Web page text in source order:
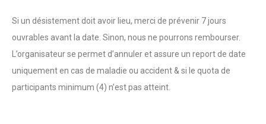
Si un désistement doit avoir lieu, merci de prévenir 7 jours
ouvrables avant la date. Sinon, nous ne pourrons rembourser.
L’organisateur se permet d’annuler et assure un report de date
uniquement en cas de maladie ou accident & si le quota de
participants minimum (4) n’est pas atteint.